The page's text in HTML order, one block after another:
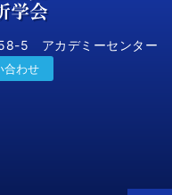
5 アカデミーセンター
合わせ